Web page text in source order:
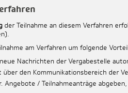
der Teilnahme an diesem Verfahren
am Verfahren um folgende
Nachrichten der Vergabestelle
über den Kommunikationsbereich der
Angebote / Teilnahmeanträge